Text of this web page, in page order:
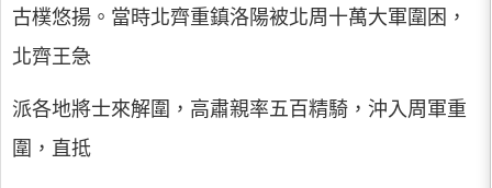
古樸悠揚。當時北齊重鎮洛陽被北周十萬大軍圍困，
北齊王急
派各地將士來解圍，高肅親率五百精騎，沖入周軍重
圍，直抵